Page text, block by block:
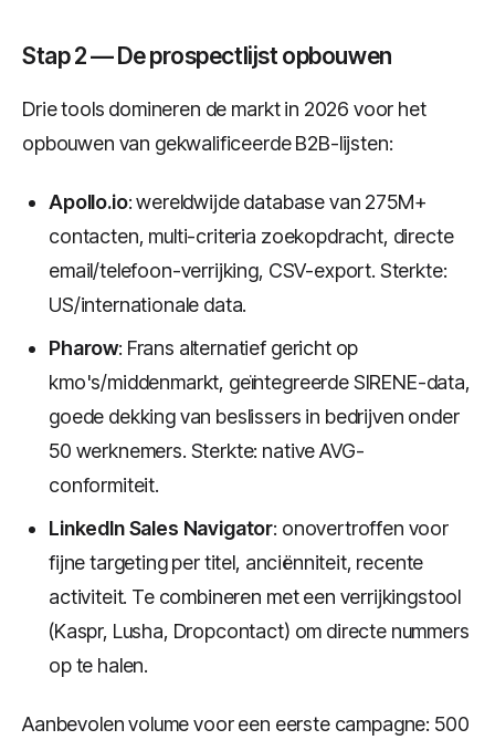
Stap 2 — De prospectlijst opbouwen
Drie tools domineren de markt in 2026 voor het
opbouwen van gekwalificeerde B2B-lijsten:
Apollo.io: wereldwijde database van 275M+
contacten, multi-criteria zoekopdracht, directe
email/telefoon-verrijking, CSV-export. Sterkte:
US/internationale data.
Pharow: Frans alternatief gericht op
kmo's/middenmarkt, geïntegreerde SIRENE-data,
goede dekking van beslissers in bedrijven onder
50 werknemers. Sterkte: native AVG-
conformiteit.
LinkedIn Sales Navigator: onovertroffen voor
fijne targeting per titel, anciënniteit, recente
activiteit. Te combineren met een verrijkingstool
(Kaspr, Lusha, Dropcontact) om directe nummers
op te halen.
Aanbevolen volume voor een eerste campagne: 500